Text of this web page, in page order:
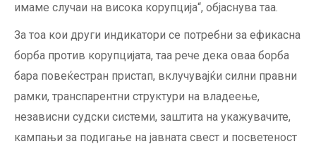
имаме случаи на висока корупција“, објаснува таа.
За тоа кои други индикатори се потребни за ефикасна
борба против корупцијата, таа рече дека оваа борба
бара повеќестран пристап, вклучувајќи силни правни
рамки, транспарентни структури на владеење,
независни судски системи, заштита на укажувачите,
кампањи за подигање на јавната свест и посветеност